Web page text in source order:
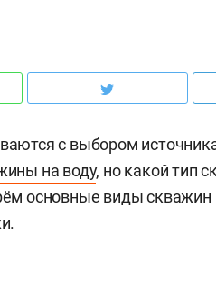
с выбором
на воду, но какой тип
основные виды скважин